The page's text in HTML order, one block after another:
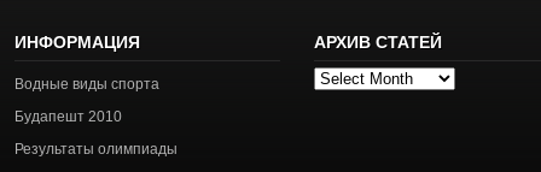
ИНФОРМАЦИЯ
Водные виды спорта
Будапешт 2010
Результаты олимпиады
АРХИВ СТАТЕЙ
Архив